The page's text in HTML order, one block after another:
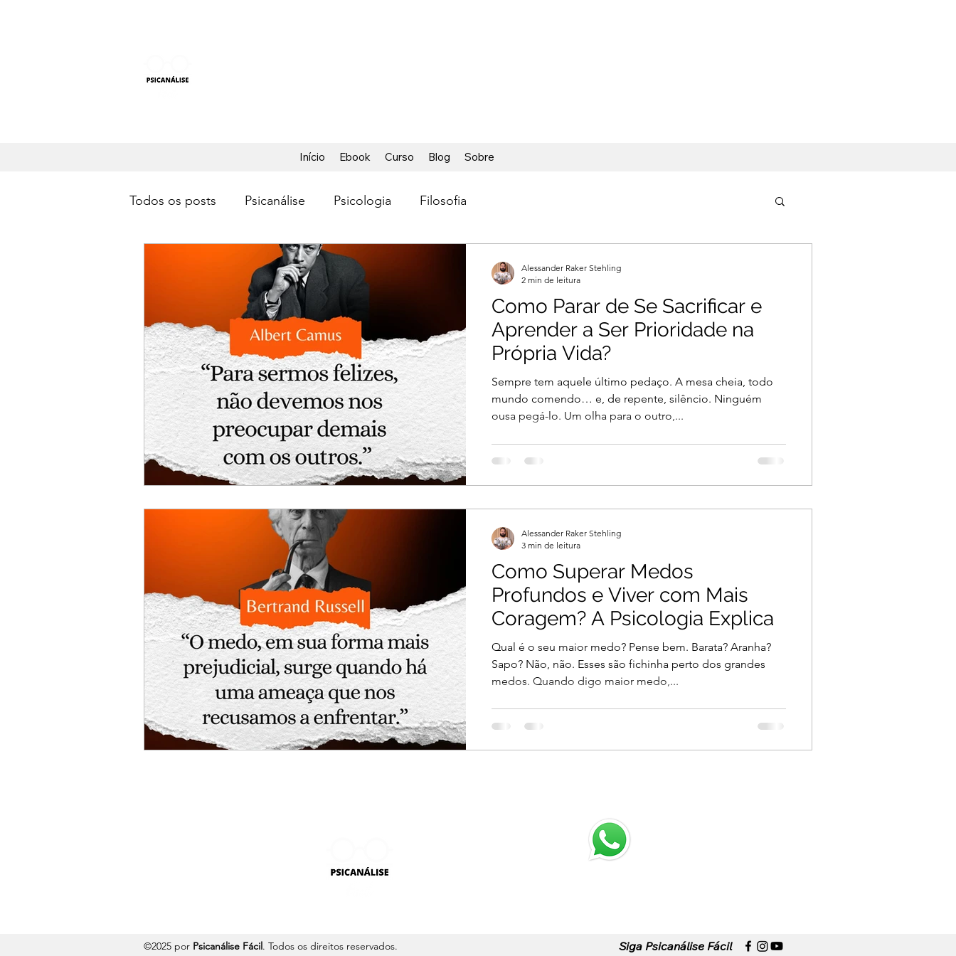
Início Ebook Curso Blog Sobre
Todos os posts Psicanálise Psicologia Filosofia
Como Parar de Se Sacrificar e
Aprender a Ser Prioridade na
Própria Vida?
Sempre tem aquele último pedaço. A mesa cheia, todo
mundo comendo… e, de repente, silêncio. Ninguém
ousa pegá-lo. Um olha para o outro,...
Alessander Raker Stehling
2 min de leitura
Como Superar Medos
Profundos e Viver com Mais
Coragem? A Psicologia Explica
Qual é o seu maior medo? Pense bem. Barata? Aranha?
Sapo? Não, não. Esses são fichinha perto dos grandes
medos. Quando digo maior medo,...
Alessander Raker Stehling
3 min de leitura
Siga Psicanálise Fácil
©2025 por Psicanálise Fácil. Todos os direitos reservados.